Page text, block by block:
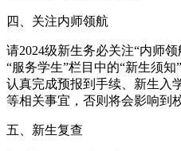
四、关注内师领航
请2024级新生务必关注“内师
“服务学生”栏目中的“新生须
认真完成预报到手续、新生入
等相关事宜，否则将会影响到
五、新生复查